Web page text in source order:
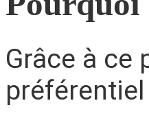
Grâce à ce
préférentiel